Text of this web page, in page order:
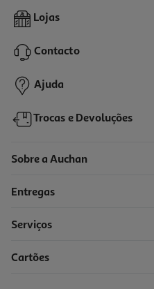
Couve Flor Kg
1,99 €
Lojas
Contacto
Ajuda
Trocas e Devoluções
Sobre a Auchan
Entregas
Serviços
Cartões